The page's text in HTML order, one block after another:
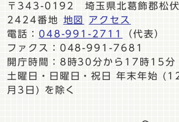
〒343-0192 埼玉県北葛飾郡松伏
2424番地
地図
アクセス
電話： 048-991-2711
（代表）
ファクス：048-991-7681
開庁時間：8時30分から17時15分
土曜日・日曜日・祝日 年末年始
月3日) を除く